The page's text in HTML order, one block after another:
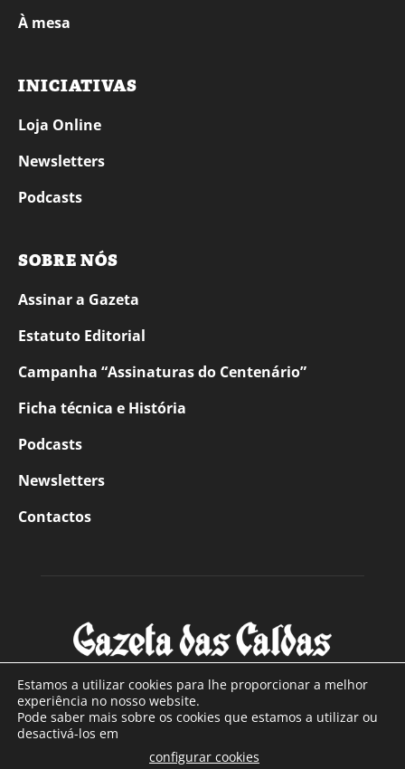
À mesa
INICIATIVAS
Loja Online
Newsletters
Podcasts
SOBRE NÓS
Assinar a Gazeta
Estatuto Editorial
Campanha “Assinaturas do Centenário”
Ficha técnica e História
Podcasts
Newsletters
Contactos
SOBRE NÓS
Com sede nas Caldas da Rainha e mais de 90 anos de
Estamos a utilizar cookies para lhe proporcionar a melhor
experiência no nosso website.
Pode saber mais sobre os cookies que estamos a utilizar ou
desactivá-los em
configurar cookies